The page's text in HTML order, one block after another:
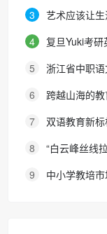
3
艺术应该让
育！
4
复旦Yuki考
需求，协议保障
5
浙江省中职
探职教语文教学
6
跨越山海的
院，首届新生入学
7
双语教育新
新区华美双语学
8
“白云峰丝线
化的必要途径
9 中小学教培